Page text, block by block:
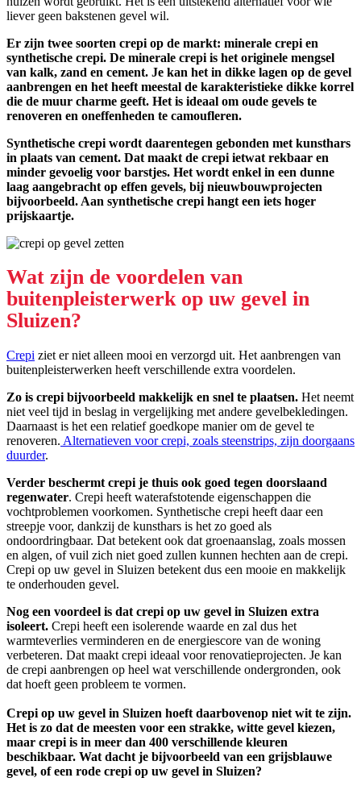
liever geen bakstenen gevel wil.
Er zijn twee soorten crepi op de markt: minerale crepi en
synthetische crepi. De minerale crepi is het originele mengsel
van kalk, zand en cement. Je kan het in dikke lagen op de gevel
aanbrengen en het heeft meestal de karakteristieke dikke korrel
die de muur charme geeft. Het is ideaal om oude gevels te
renoveren en oneffenheden te camoufleren.
Synthetische crepi wordt daarentegen gebonden met kunsthars
in plaats van cement. Dat maakt de crepi ietwat rekbaar en
minder gevoelig voor barstjes. Het wordt enkel in een dunne
laag aangebracht op effen gevels, bij nieuwbouwprojecten
bijvoorbeeld. Aan synthetische crepi hangt een iets hoger
prijskaartje.
Wat zijn de voordelen van
buitenpleisterwerk op uw gevel in
Sluizen?
Crepi ziet er niet alleen mooi en verzorgd uit. Het aanbrengen van
buitenpleisterwerken heeft verschillende extra voordelen.
Zo is crepi bijvoorbeeld makkelijk en snel te plaatsen. Het neemt
niet veel tijd in beslag in vergelijking met andere gevelbekledingen.
Daarnaast is het een relatief goedkope manier om de gevel te
renoveren. Alternatieven voor crepi, zoals steenstrips, zijn doorgaans
duurder.
Verder beschermt crepi je thuis ook goed tegen doorslaand
regenwater. Crepi heeft waterafstotende eigenschappen die
vochtproblemen voorkomen. Synthetische crepi heeft daar een
streepje voor, dankzij de kunsthars is het zo goed als
ondoordringbaar. Dat betekent ook dat groenaanslag, zoals mossen
en algen, of vuil zich niet goed zullen kunnen hechten aan de crepi.
Crepi op uw gevel in Sluizen betekent dus een mooie en makkelijk
te onderhouden gevel.
Nog een voordeel is dat crepi op uw gevel in Sluizen extra
isoleert. Crepi heeft een isolerende waarde en zal dus het
warmteverlies verminderen en de energiescore van de woning
verbeteren. Dat maakt crepi ideaal voor renovatieprojecten. Je kan
de crepi aanbrengen op heel wat verschillende ondergronden, ook
dat hoeft geen probleem te vormen.
Crepi op uw gevel in Sluizen hoeft daarbovenop niet wit te zijn.
Het is zo dat de meesten voor een strakke, witte gevel kiezen,
maar crepi is in meer dan 400 verschillende kleuren
beschikbaar. Wat dacht je bijvoorbeeld van een grijsblauwe
gevel, of een rode crepi op uw gevel in Sluizen?